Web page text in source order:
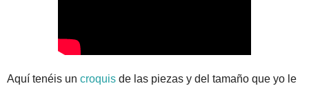
Aquí tenéis un croquis de las piezas y del tamaño que yo le